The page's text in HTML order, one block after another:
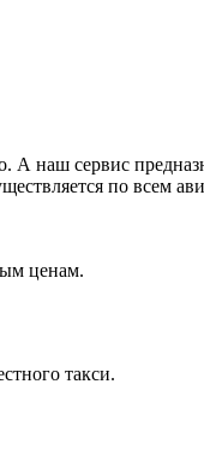
А наш сервис
по всем
ценам.
такси.